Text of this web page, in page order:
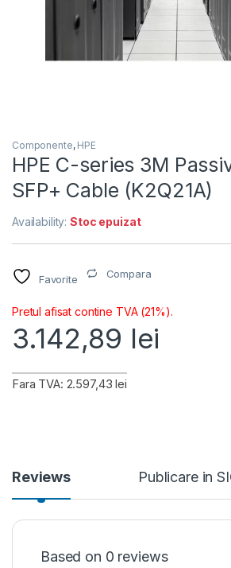
Componente, HPE
HPE C-series 3M
SFP+ Cable (K2Q21A)
Availability:Stoc epuizat
Favorite Compara
Pretul afisat contine TVA (21%).
3.142,89 lei
Fara TVA: 2.597,43 lei
Reviews Publicare in
Based on 0 reviews